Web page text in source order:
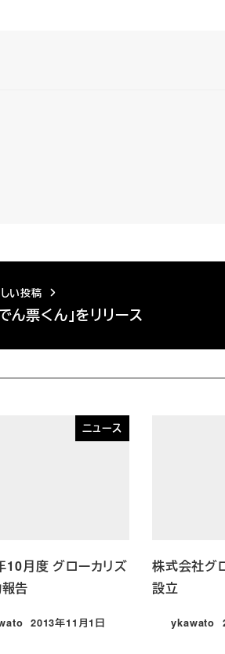
い投稿
でん票くん」をリリース
ニュース
10月度 グローカリズ
告
投稿日
2013年11月1日
株式会社グ
設立
ykawato